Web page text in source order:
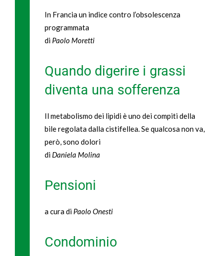
In Francia un indice contro l’obsolescenza
programmata
di Paolo Moretti
Quando digerire i grassi
diventa una sofferenza
Il metabolismo dei lipidi è uno dei compiti della
bile regolata dalla cistifellea. Se qualcosa non va,
però, sono dolori
di Daniela Molina
Pensioni
a cura di Paolo Onesti
Condominio